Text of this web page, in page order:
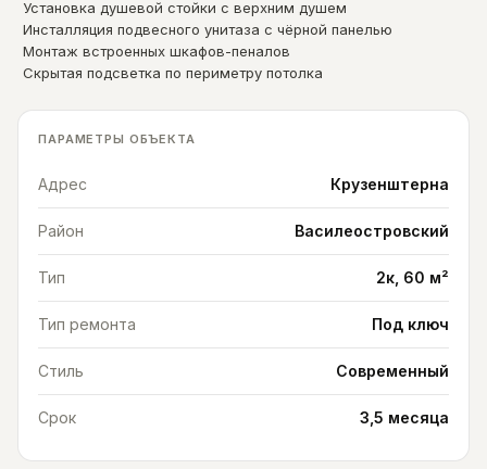
Установка душевой стойки с верхним душем
Инсталляция подвесного унитаза с чёрной панелью
Монтаж встроенных шкафов-пеналов
Скрытая подсветка по периметру потолка
ПАРАМЕТРЫ ОБЪЕКТА
Адрес Крузенштерна
Район Василеостровский
Тип 2к, 60 м²
Тип ремонта Под ключ
Стиль Современный
Срок 3,5 месяца